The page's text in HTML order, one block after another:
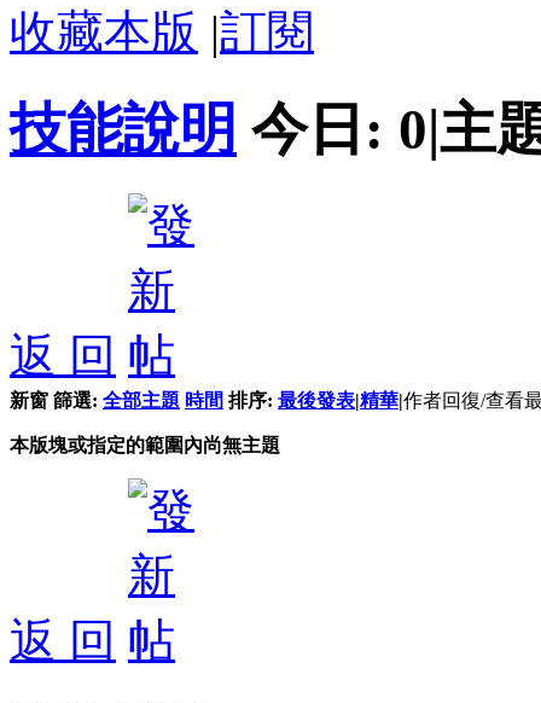
收藏本版 |訂閱
技能說明 今日: 0|主
返 回
新窗 篩選: 全部主題 時間 排序: 最後發表|精華|作者回復/查看
本版塊或指定的範圍內尚無主題
返 回